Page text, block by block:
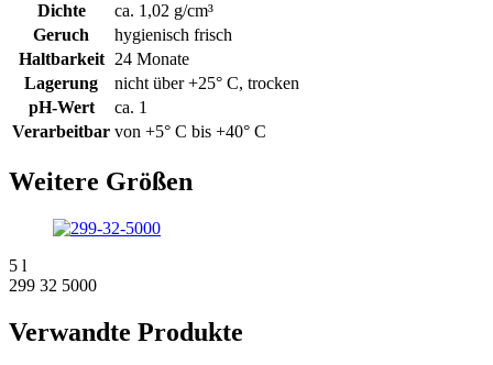
Dichte
ca. 1,02 g/cm³
Geruch
hygienisch frisch
Haltbarkeit
24 Monate
Lagerung
nicht über +25° C, trocken
pH-Wert
ca. 1
Verarbeitbar von +5° C bis +40° C
Weitere Größen
5 l
299 32 5000
Verwandte Produkte